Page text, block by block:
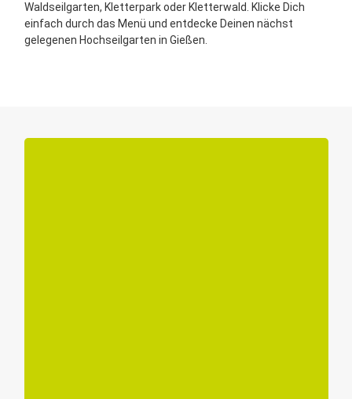
Waldseilgarten, Kletterpark oder Kletterwald. Klicke Dich
einfach durch das Menü und entdecke Deinen nächst
gelegenen Hochseilgarten in Gießen.